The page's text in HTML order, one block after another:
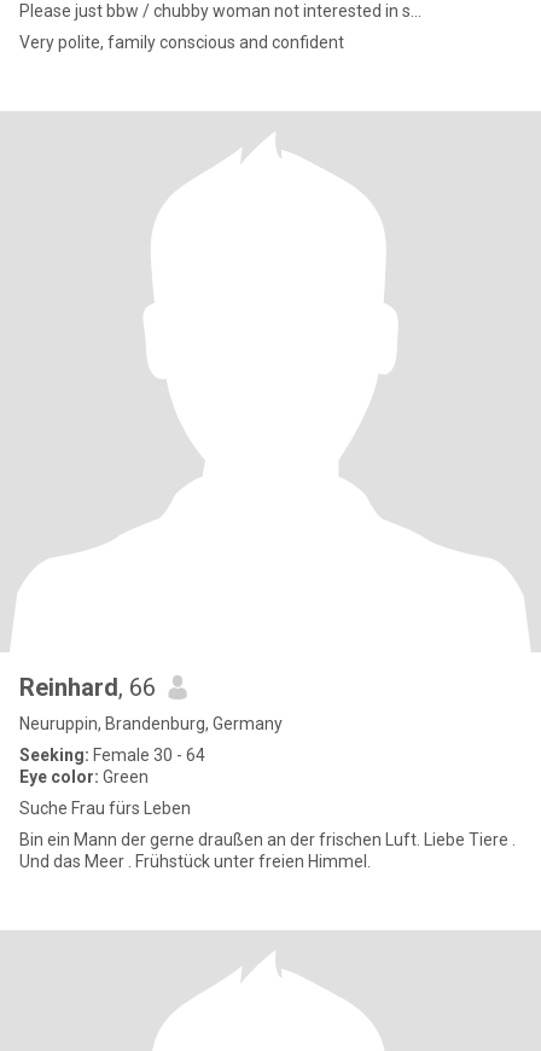
Please just bbw / chubby woman not interested in s...
Very polite, family conscious and confident
Reinhard, 66
Neuruppin, Brandenburg, Germany
Seeking: Female 30 - 64
Eye color: Green
Suche Frau fürs Leben
Bin ein Mann der gerne draußen an der frischen Luft. Liebe Tiere .
Und das Meer . Frühstück unter freien Himmel.